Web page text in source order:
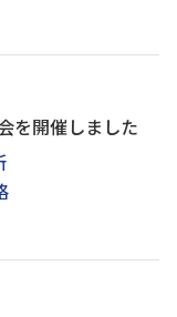
を開催しました